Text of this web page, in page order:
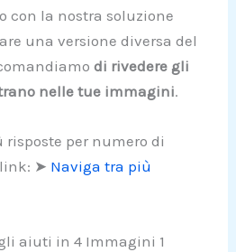
con la nostra soluzione
una versione diversa del
di rivedere gli
nelle tue immagini.
risposte per numero di
➤ Naviga tra più
aiuti in 4 Immagini 1